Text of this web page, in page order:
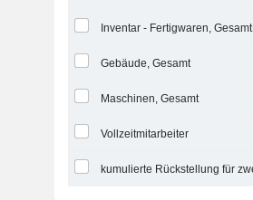
Inventar - Fertigwaren, Gesamt
Gebäude, Gesamt
Maschinen, Gesamt
Vollzeitmitarbeiter